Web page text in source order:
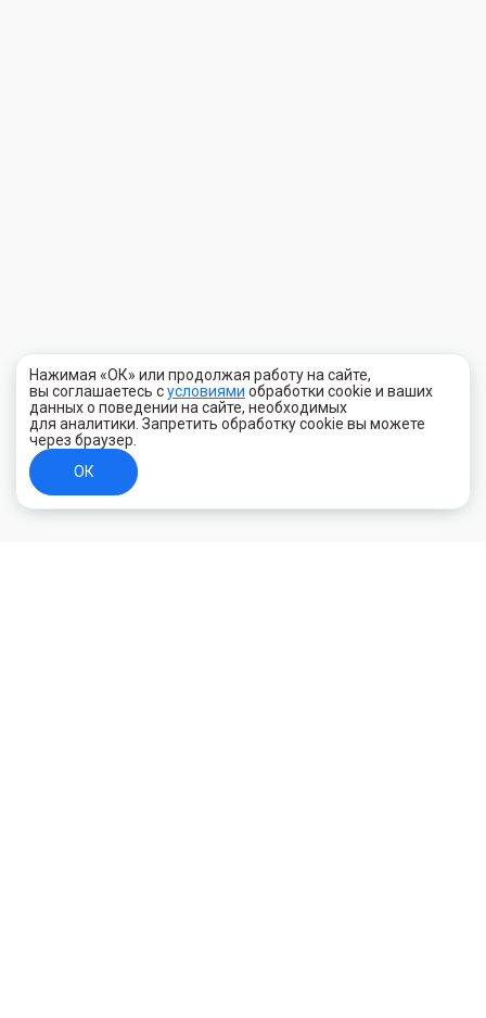
Нажимая «ОК» или продолжая работу на сайте,
вы соглашаетесь сусловиями обработки cookie и ваших
данных о поведении на сайте, необходимых
для аналитики. Запретить обработку cookie вы можете
через браузер.
ОК